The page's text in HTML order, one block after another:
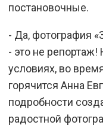
постановочные.
- Да, фотография
- это не
условиях, во
горячится Анна
подробности
радостной